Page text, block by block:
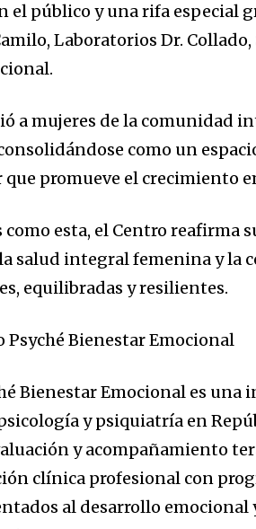
el público y una rifa especial
Laboratorios Dr. Collado,
a mujeres de la comunidad
como un
promueve el crecimiento
esta, el Centro reafirma
salud integral femenina y la
equilibradas y resilientes.
Psyché Bienestar Emocional
Bienestar Emocional es
y psiquiatría en
y acompañamiento
clínica profesional con
al desarrollo